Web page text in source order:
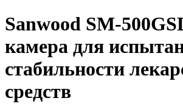
Sanwood SM-
камера для
стабильности
средств